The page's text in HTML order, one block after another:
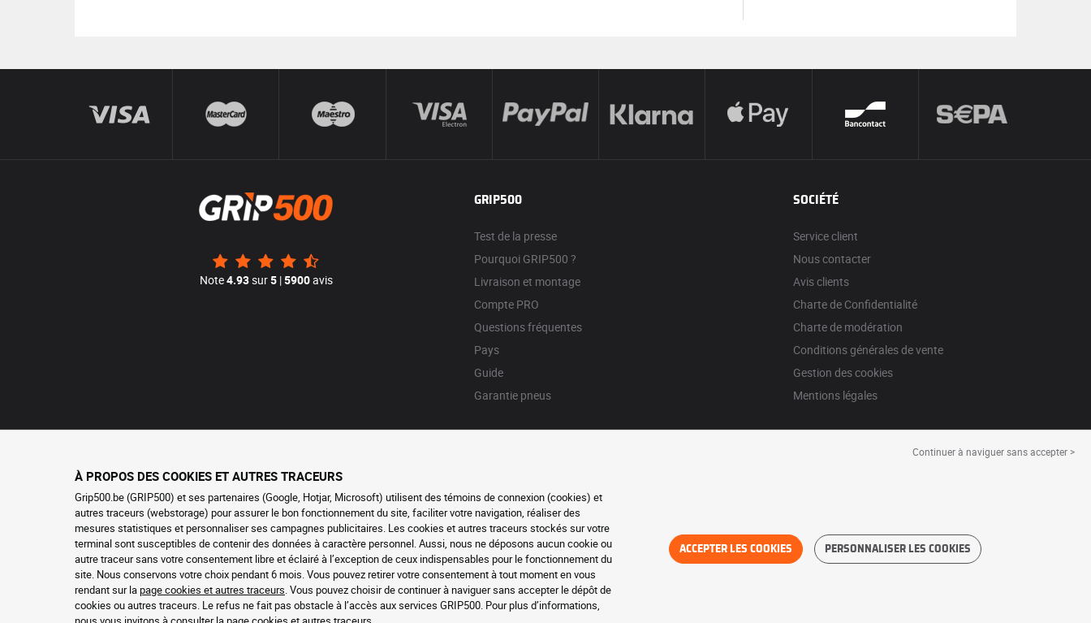
Note4.93sur5|5900avis
GRIP500
Test de la presse
Pourquoi GRIP500 ?
Livraison et montage
Compte PRO
Questions fréquentes
Pays
Guide
Garantie pneus
SOCIÉTÉ
Service client
Nous contacter
Avis clients
Charte de Confidentialité
Charte de modération
Conditions générales de vente
Gestion des cookies
Mentions légales
Continuer à naviguer sans accepter >
À PROPOS DES COOKIES ET AUTRES TRACEURS
Grip500.be (GRIP500) et ses partenaires (Google, Hotjar, Microsoft) utilisent des témoins de connexion (cookies) et
autres traceurs (webstorage) pour assurer le bon fonctionnement du site, faciliter votre navigation, réaliser des
mesures statistiques et personnaliser ses campagnes publicitaires. Les cookies et autres traceurs stockés sur votre
terminal sont susceptibles de contenir des données à caractère personnel. Aussi, nous ne déposons aucun cookie ou
autre traceur sans votre consentement libre et éclairé à l’exception de ceux indispensables pour le fonctionnement du
site. Nous conservons votre choix pendant 6 mois. Vous pouvez retirer votre consentement à tout moment en vous
rendant sur lapage cookies et autres traceurs. Vous pouvez choisir de continuer à naviguer sans accepter le dépôt de
cookies ou autres traceurs. Le refus ne fait pas obstacle à l’accès aux services GRIP500. Pour plus d’informations,
ACCEPTER LES COOKIES PERSONNALISER LES COOKIES